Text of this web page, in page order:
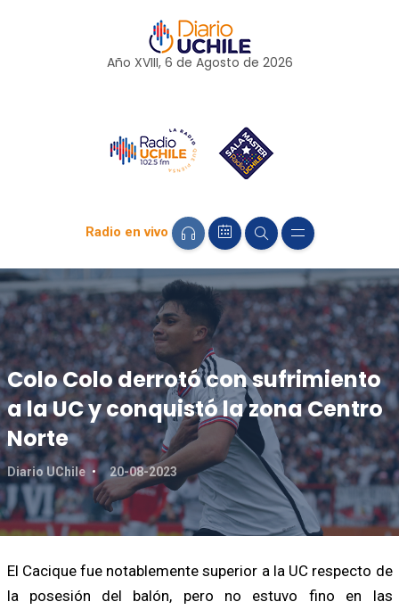
Año XVIII, 6 de Agosto de 2026
Radio en vivo
Colo Colo derrotó con sufrimiento
a la UC y conquistó la zona Centro
Norte
Diario UChile 20-08-2023
El Cacique fue notablemente superior a la UC respecto de
la posesión del balón, pero no estuvo fino en las